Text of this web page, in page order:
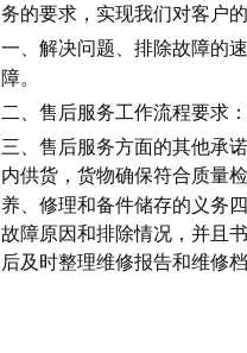
务的要求，实现我们对客户
一、解决问题、排除故障的
障。
二、售后服务工作流程要求
三、售后服务方面的其他承
内供货，货物确保符合质量
养、修理和备件储存的义务
故障原因和排除情况，并且
后及时整理维修报告和维修